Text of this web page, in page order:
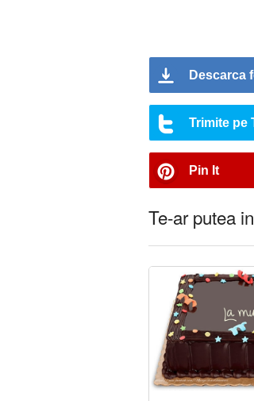
Descarca
Trimite pe
Pin It
Te-ar putea